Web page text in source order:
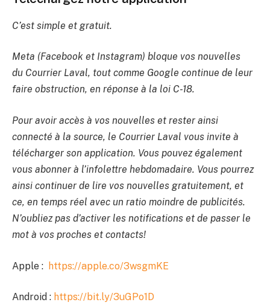
C’est simple et gratuit.
Meta (Facebook et Instagram) bloque vos nouvelles
du Courrier Laval, tout comme Google continue de leur
faire obstruction, en réponse à la loi C-18.
Pour avoir accès à vos nouvelles et rester ainsi
connecté à la source, le Courrier Laval vous invite à
télécharger son application. Vous pouvez également
vous abonner à l’infolettre hebdomadaire. Vous pourrez
ainsi continuer de lire vos nouvelles gratuitement, et
ce, en temps réel avec un ratio moindre de publicités.
N’oubliez pas d’activer les notifications et de passer le
mot à vos proches et contacts!
Apple : https://apple.co/3wsgmKE
Android : https://bit.ly/3uGPo1D